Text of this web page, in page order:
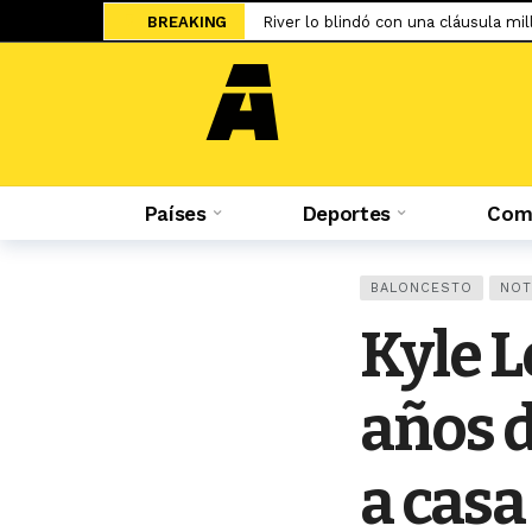
BREAKING River lo blindó con una cláusula
Una final adelantada: Universitario
Sale a la luz el cartel de WOW 32
Islam Makhachev criticó
Jesús Castillo: «La ‘U’ ha
El adiós de Nahuel Molina abre la
Miguel Trauco: «No creo que me
Hicieron tablas: La ‘U’ empató en
Países Deportes
BALONCESTO
Kyle
años
a casa